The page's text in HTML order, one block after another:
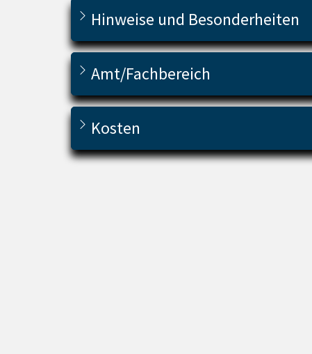
Hinweise und Besonderheiten
Amt/Fachbereich
Kosten